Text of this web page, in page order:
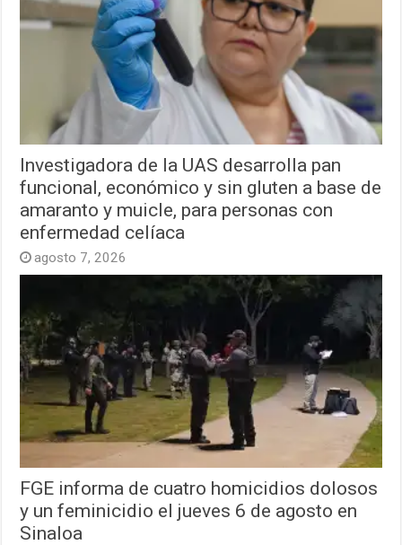
Investigadora de la UAS desarrolla pan
funcional, económico y sin gluten a base de
amaranto y muicle, para personas con
enfermedad celíaca
agosto 7, 2026
FGE informa de cuatro homicidios dolosos
y un feminicidio el jueves 6 de agosto en
Sinaloa